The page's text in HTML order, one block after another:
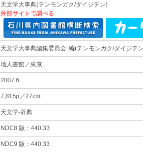
天文学大事典(テンモンガク/ダイジテン)
外部サイトで調べる:
天文学大事典編集委員会‖編(テンモンガク/ダイジテ
地人書館／東京
2007.6
7,815p／27cm
天文学-辞典
NDC8 版：440.33
NDC9 版：440.33